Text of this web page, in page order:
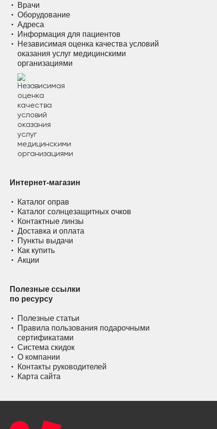
Врачи
Оборудование
Адреса
Информация для пациентов
Независимая оценка качества условий
оказания услуг медицинскими
организациями
Интернет-магазин
Каталог оправ
Каталог солнцезащитных очков
Контактные линзы
Доставка и оплата
Пункты выдачи
Как купить
Акции
Полезные ссылки
по ресурсу
Полезные статьи
Правила пользования подарочными
сертификатами
Система скидок
О компании
Контакты руководителей
Карта сайта